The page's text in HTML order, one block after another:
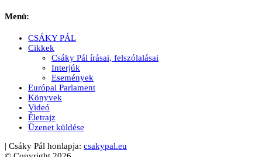
Menü:
CSÁKY PÁL
Cikkek
Csáky Pál írásai, felszólalásai
Interjúk
Események
Európai Parlament
Könyvek
Videó
Életrajz
Üzenet küldése
| Csáky Pál honlapja: csakypal.eu